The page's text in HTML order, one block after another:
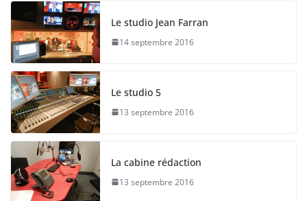
Le studio Jean Farran
14 septembre 2016
Le studio 5
13 septembre 2016
La cabine rédaction
13 septembre 2016